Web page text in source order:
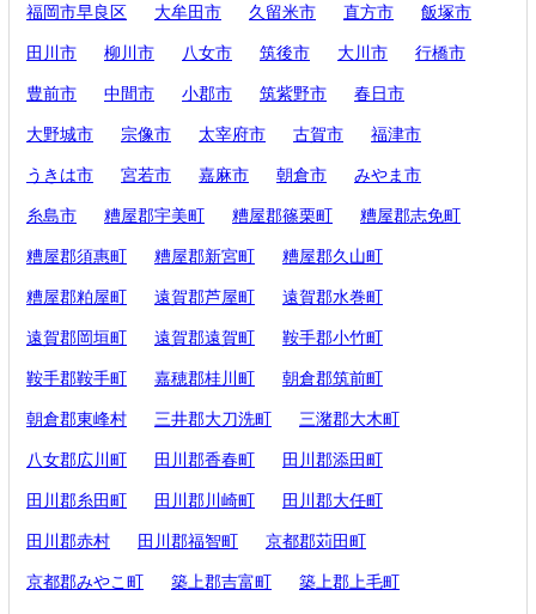
福岡市早良区 大牟田市 久留米市 直方市 飯塚市
田川市 柳川市 八女市 筑後市 大川市 行橋市
豊前市 中間市 小郡市 筑紫野市 春日市
大野城市 宗像市 太宰府市 古賀市 福津市
うきは市 宮若市 嘉麻市 朝倉市 みやま市
糸島市 糟屋郡宇美町 糟屋郡篠栗町 糟屋郡志免町
糟屋郡須惠町 糟屋郡新宮町 糟屋郡久山町
糟屋郡粕屋町 遠賀郡芦屋町 遠賀郡水巻町
遠賀郡岡垣町 遠賀郡遠賀町 鞍手郡小竹町
鞍手郡鞍手町 嘉穂郡桂川町 朝倉郡筑前町
朝倉郡東峰村 三井郡大刀洗町 三潴郡大木町
八女郡広川町 田川郡香春町 田川郡添田町
田川郡糸田町 田川郡川崎町 田川郡大任町
田川郡赤村 田川郡福智町 京都郡苅田町
京都郡みやこ町 築上郡吉富町 築上郡上毛町